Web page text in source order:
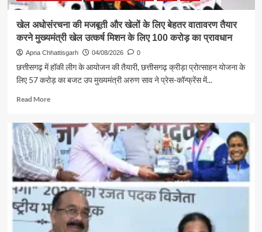
होने
एशिया
कप
में
दम
खेल अधोसंरचना की मजबूती और खेलों के लिए बेहतर वातावरण तैयार
करने मुख्यमंत्री खेल उत्कर्ष मिशन के लिए 100 करोड़ का प्रावधान
Apna Chhattisgarh 04/08/2026 0
छत्तीसगढ़ में हॉकी लीग के आयोजन की तैयारी, छत्तीसगढ़ क्रीड़ा प्रोत्साहन योजना के
लिए 57 करोड़ का बजट उप मुख्यमंत्री अरुण साव ने प्रेस-कॉन्फ्रेंस में...
Read MoreRead
खेल
अधोसंरचना
की
मजबूती
और
खेलों
के
लिए
बेहतर